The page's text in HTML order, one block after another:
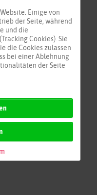
Einige von
der Seite, während
und die
Cookies). Sie
die Cookies zulassen
bei einer Ablehnung
der Seite